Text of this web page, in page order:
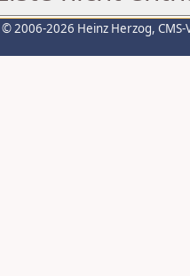
© 2006-2026 Heinz Herzog,